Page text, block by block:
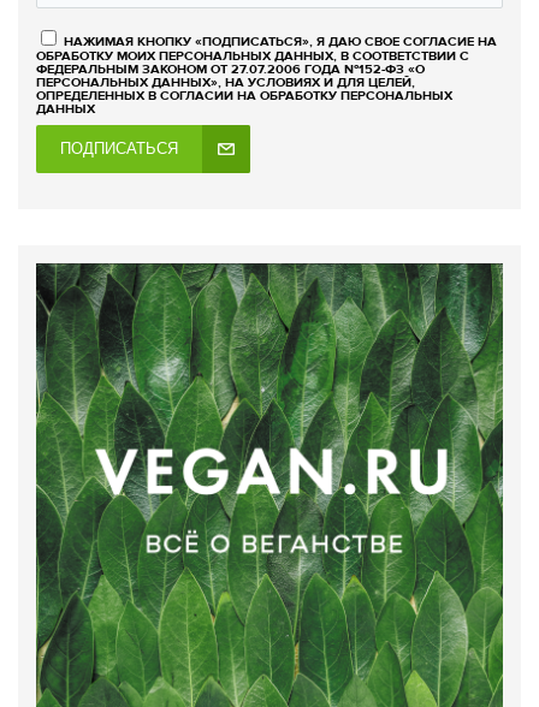
НАЖИМАЯ КНОПКУ «ПОДПИСАТЬСЯ», Я ДАЮ СВОЕ СОГЛАСИЕ НА
ОБРАБОТКУ МОИХ ПЕРСОНАЛЬНЫХ ДАННЫХ, В СООТВЕТСТВИИ С
ФЕДЕРАЛЬНЫМ ЗАКОНОМ ОТ 27.07.2006 ГОДА №152-ФЗ «О
ПЕРСОНАЛЬНЫХ ДАННЫХ», НА УСЛОВИЯХ И ДЛЯ ЦЕЛЕЙ,
ОПРЕДЕЛЕННЫХ В СОГЛАСИИ НА ОБРАБОТКУ ПЕРСОНАЛЬНЫХ
ДАННЫХ
ПОДПИСАТЬСЯ